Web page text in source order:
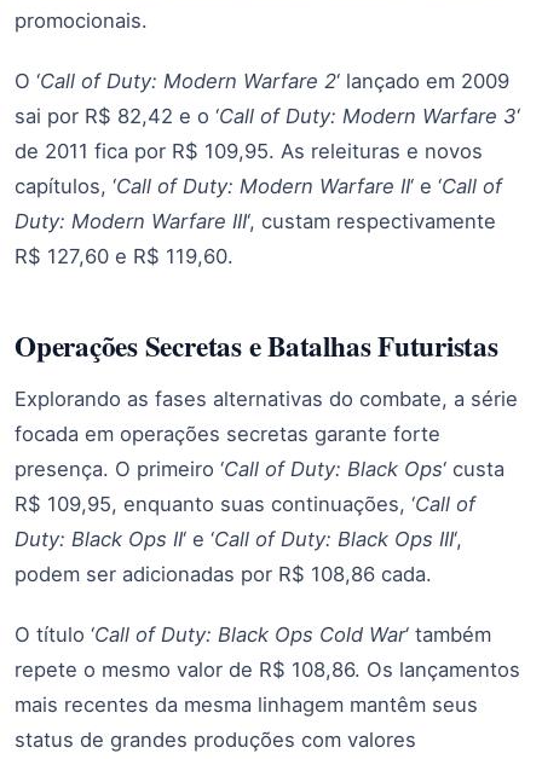
promocionais.
O ‘Call of Duty: Modern Warfare 2‘ lançado em 2009
sai por R$ 82,42 e o ‘Call of Duty: Modern Warfare 3‘
de 2011 fica por R$ 109,95. As releituras e novos
capítulos, ‘Call of Duty: Modern Warfare II‘ e ‘Call of
Duty: Modern Warfare III‘, custam respectivamente
R$ 127,60 e R$ 119,60.
Operações Secretas e Batalhas Futuristas
Explorando as fases alternativas do combate, a série
focada em operações secretas garante forte
presença. O primeiro ‘Call of Duty: Black Ops‘ custa
R$ 109,95, enquanto suas continuações, ‘Call of
Duty: Black Ops II‘ e ‘Call of Duty: Black Ops III‘,
podem ser adicionadas por R$ 108,86 cada.
O título ‘Call of Duty: Black Ops Cold War‘ também
repete o mesmo valor de R$ 108,86. Os lançamentos
mais recentes da mesma linhagem mantêm seus
status de grandes produções com valores